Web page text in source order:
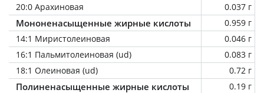
20:0 Арахиновая
0.037 г
Мононенасыщенные жирные кислоты
0.959 г
14:1 Миристолеиновая
0.046 г
16:1 Пальмитолеиновая (ud)
0.083 г
18:1 Олеиновая (ud)
0.72 г
Полиненасыщенные жирные кислоты
0.19 г